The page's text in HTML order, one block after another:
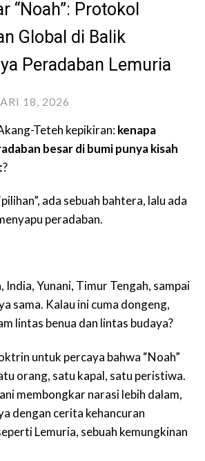
“Noah”: Protokol
Global di Balik
Peradaban Lemuria
18, 2026
Teteh kepikiran:kenapa
besar di bumi punya kisah
?
ada sebuah bahtera, lalu ada
peradaban.
India, Yunani, Timur Tengah, sampai
sama. Kalau ini cuma dongeng,
lintas benua dan lintas budaya?
untuk percaya bahwa “Noah”
orang, satu kapal, satu peristiwa.
membongkar narasi lebih dalam,
dengan cerita kehancuran
Lemuria, sebuah kemungkinan